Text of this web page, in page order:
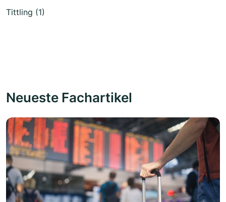
Tittling (1)
Neueste Fachartikel